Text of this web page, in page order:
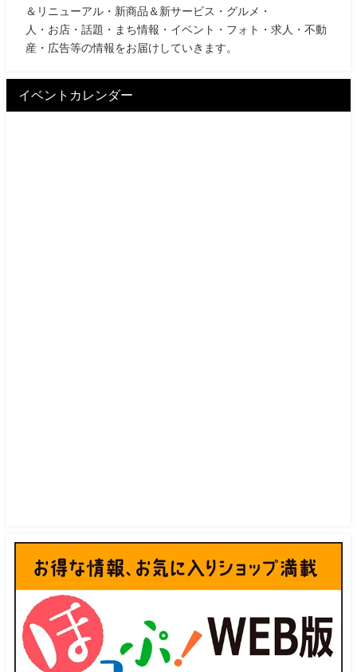
＆リニューアル・新商品＆新サービス・グルメ・
人・お店・話題・まち情報・イベント・フォト・求人・不動
産・広告等の情報をお届けしていきます。
イベントカレンダー